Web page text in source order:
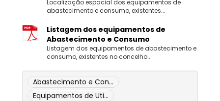
Localização espacial dos equipamentos de
abastecimento e consumo, existentes...
Listagem dos equipamentos de
Abastecimento e Consumo
Listagem dos equipamentos de abastecimento e
consumo, existentes no concelho...
Abastecimento e Con...
Equipamentos de Uti...